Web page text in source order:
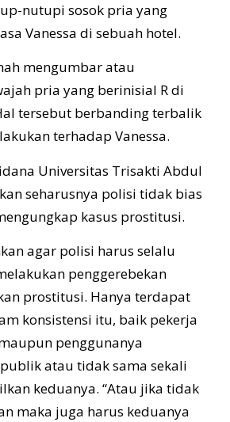
nutupi sosok pria yang
Vanessa di sebuah hotel.
mengumbar atau
pria yang berinisial R di
tersebut berbanding terbalik
terhadap Vanessa.
Universitas Trisakti Abdul
seharusnya polisi tidak bias
kasus prostitusi.
agar polisi harus selalu
penggerebekan
prostitusi. Hanya terdapat
konsistensi itu, baik pekerja
penggunanya
atau tidak sama sekali
keduanya. “Atau jika tidak
maka juga harus keduanya